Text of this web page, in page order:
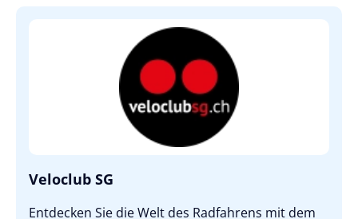
Veloclub SG
Entdecken Sie die Welt des Radfahrens mit dem